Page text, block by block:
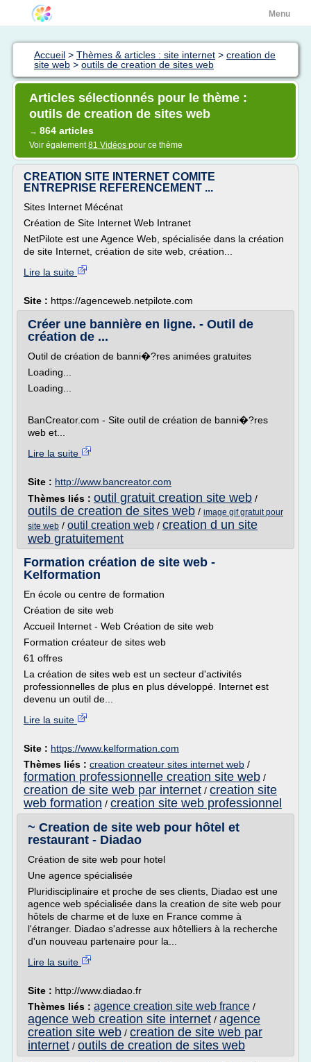
Menu
Accueil > Thèmes & articles : site internet > creation de
site web > outils de creation de sites web
Articles sélectionnés pour le thème :
outils de creation de sites web
→ 864 articles
Voir également81 Vidéos pour ce thème
CREATION SITE INTERNET COMITE
ENTREPRISE REFERENCEMENT ...
Sites Internet Mécénat
Création de Site Internet Web Intranet
NetPilote est une Agence Web, spécialisée dans la création
de site Internet, création de site web, création...
Lire la suite
Site : https://agenceweb.netpilote.com
Créer une bannière en ligne. - Outil de
création de ...
Outil de création de banni�?res animées gratuites
Loading...
Loading...
BanCreator.com - Site outil de création de banni�?res
web et...
Lire la suite
Site : http://www.bancreator.com
Thèmes liés : outil gratuit creation site web /
outils de creation de sites web / image gif gratuit pour
site web / outil creation web / creation d un site
web gratuitement
Formation création de site web -
Kelformation
En école ou centre de formation
Création de site web
Accueil Internet - Web Création de site web
Formation créateur de sites web
61 offres
La création de sites web est un secteur d'activités
professionnelles de plus en plus développé. Internet est
devenu un outil de...
Lire la suite
Site : https://www.kelformation.com
Thèmes liés : creation createur sites internet web /
formation professionnelle creation site web /
creation de site web par internet / creation site
web formation / creation site web professionnel
~ Creation de site web pour hôtel et
restaurant - Diadao
Création de site web pour hotel
Une agence spécialisée
Pluridisciplinaire et proche de ses clients, Diadao est une
agence web spécialisée dans la creation de site web pour
hôtels de charme et de luxe en France comme à
l'étranger. Diadao s'adresse aux hôtelliers à la recherche
d'un nouveau partenaire pour la...
Lire la suite
Site : http://www.diadao.fr
Thèmes liés : agence creation site web france /
agence web creation site internet / agence
creation site web / creation de site web par
internet / outils de creation de sites web